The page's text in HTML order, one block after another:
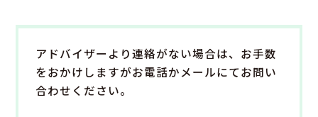
アドバイザーより連絡がない場合は、 お手数
をおかけしますがお電話かメールにてお問い
合わせください。